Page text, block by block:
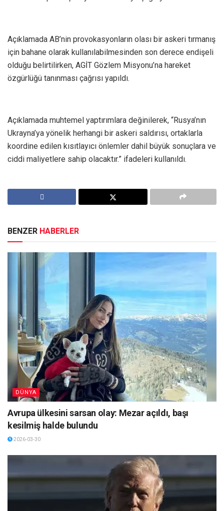
Açıklamada AB’nin provokasyonların olası bir askeri tırmanış
için bahane olarak kullanılabilmesinden son derece endişeli
olduğu belirtilirken, AGİT Gözlem Misyonu’na hareket
özgürlüğü tanınması çağrısı yapıldı.
Açıklamada muhtemel yaptırımlara değinilerek, “Rusya’nın
Ukrayna’ya yönelik herhangi bir askeri saldırısı, ortaklarla
koordine edilen kısıtlayıcı önlemler dahil büyük sonuçlara ve
ciddi maliyetlere sahip olacaktır.” ifadeleri kullanıldı.
BENZER HABERLER
DÜNYA
Avrupa ülkesini sarsan olay: Mezar açıldı, başı
kesilmiş halde bulundu
2026-03-30